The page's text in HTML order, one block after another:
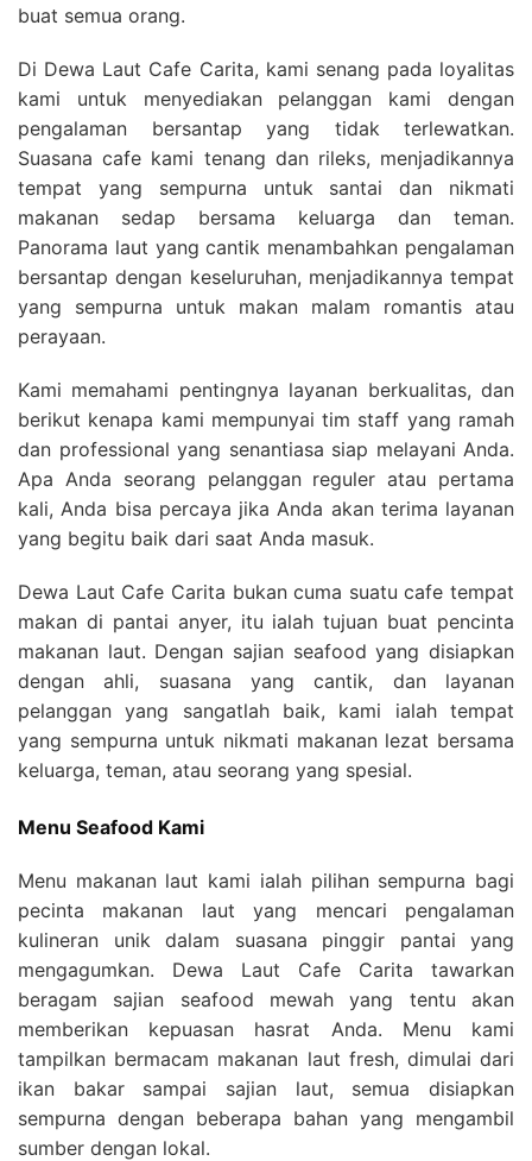
buat semua orang.
Di Dewa Laut Cafe Carita, kami senang pada loyalitas
kami untuk menyediakan pelanggan kami dengan
pengalaman bersantap yang tidak terlewatkan.
Suasana cafe kami tenang dan rileks, menjadikannya
tempat yang sempurna untuk santai dan nikmati
makanan sedap bersama keluarga dan teman.
Panorama laut yang cantik menambahkan pengalaman
bersantap dengan keseluruhan, menjadikannya tempat
yang sempurna untuk makan malam romantis atau
perayaan.
Kami memahami pentingnya layanan berkualitas, dan
berikut kenapa kami mempunyai tim staff yang ramah
dan professional yang senantiasa siap melayani Anda.
Apa Anda seorang pelanggan reguler atau pertama
kali, Anda bisa percaya jika Anda akan terima layanan
yang begitu baik dari saat Anda masuk.
Dewa Laut Cafe Carita bukan cuma suatu cafe tempat
makan di pantai anyer, itu ialah tujuan buat pencinta
makanan laut. Dengan sajian seafood yang disiapkan
dengan ahli, suasana yang cantik, dan layanan
pelanggan yang sangatlah baik, kami ialah tempat
yang sempurna untuk nikmati makanan lezat bersama
keluarga, teman, atau seorang yang spesial.
Menu Seafood Kami
Menu makanan laut kami ialah pilihan sempurna bagi
pecinta makanan laut yang mencari pengalaman
kulineran unik dalam suasana pinggir pantai yang
mengagumkan. Dewa Laut Cafe Carita tawarkan
beragam sajian seafood mewah yang tentu akan
memberikan kepuasan hasrat Anda. Menu kami
tampilkan bermacam makanan laut fresh, dimulai dari
ikan bakar sampai sajian laut, semua disiapkan
sempurna dengan beberapa bahan yang mengambil
sumber dengan lokal.